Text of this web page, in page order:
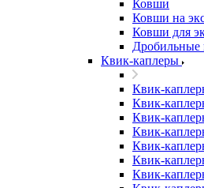
Ковши
Ковши на
Ковши для
Дробильные
Квик-каплеры
Квик-
Квик-
Квик-
Квик-
Квик-
Квик-
Квик-